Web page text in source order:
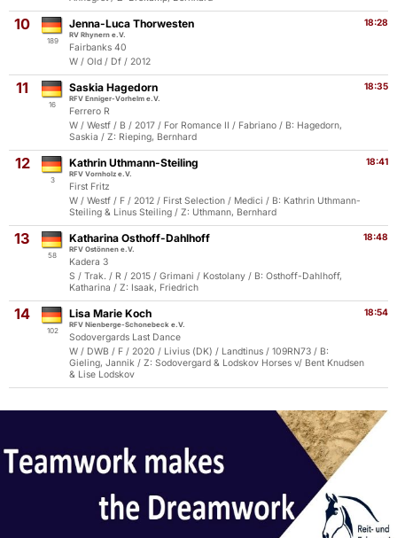
10
189
18:28
Jenna-Luca Thorwesten
RV Rhynern e.V.
Fairbanks 40
W / Old / Df / 2012
11
16
18:35
Saskia Hagedorn
RFV Enniger-Vorhelm e.V.
Ferrero R
W / Westf / B / 2017 / For Romance II / Fabriano / B: Hagedorn,
Saskia / Z: Rieping, Bernhard
12
3
18:41
Kathrin Uthmann-Steiling
RFV Vornholz e.V.
First Fritz
W / Westf / F / 2012 / First Selection / Medici / B: Kathrin Uthmann-
Steiling & Linus Steiling / Z: Uthmann, Bernhard
13
58
18:48
Katharina Osthoff-Dahlhoff
RFV Ostönnen e.V.
Kadera 3
S / Trak. / R / 2015 / Grimani / Kostolany / B: Osthoff-Dahlhoff,
Katharina / Z: Isaak, Friedrich
14
102
18:54
Lisa Marie Koch
RFV Nienberge-Schonebeck e.V.
Sodovergards Last Dance
W / DWB / F / 2020 / Livius (DK) / Landtinus / 109RN73 / B:
Gieling, Jannik / Z: Sodovergard & Lodskov Horses v/ Bent Knudsen
& Lise Lodskov